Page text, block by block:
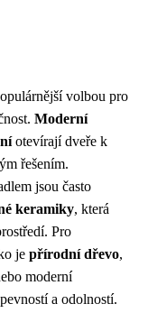
volbou pro
Moderní
otevírají dveře k
řešením.
jsou často
keramiky, která
Pro
je přírodní dřevo,
moderní
a odolností.